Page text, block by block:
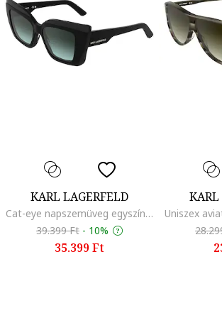
KARL LAGERFELD
Cat-eye napszemüveg egyszínű lencsékkel, Fekete
39.399 Ft - 10%
35.399 Ft
KARL